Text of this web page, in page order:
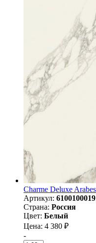
Charme Deluxe
Артикул:
Страна: Россия
Цвет: Белый
Цена: 4 380 ₽
-